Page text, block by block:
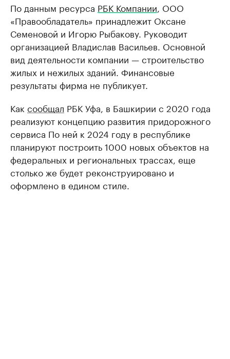
По данным ресурса РБК Компании, ООО
«Правообладатель» принадлежит Оксане
Семеновой и Игорю Рыбакову. Руководит
организацией Владислав Васильев. Основной
вид деятельности компании — строительство
жилых и нежилых зданий. Финансовые
результаты фирма не публикует.
Как сообщал РБК Уфа, в Башкирии с 2020 года
реализуют концепцию развития придорожного
сервиса По ней к 2024 году в республике
планируют построить 1000 новых объектов на
федеральных и региональных трассах, еще
столько же будет реконструировано и
оформлено в едином стиле.